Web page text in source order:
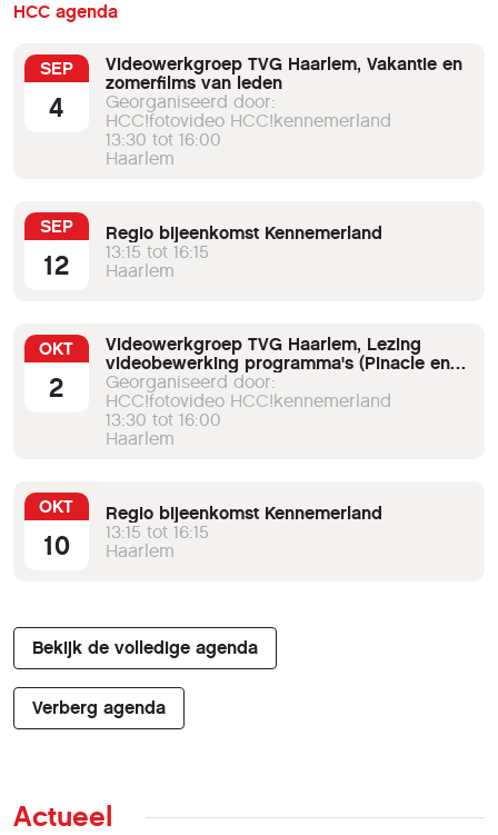
HCC agenda
SEP
4
Videowerkgroep TVG Haarlem, Vakantie en
zomerfilms van leden
Georganiseerd door:
HCC!fotovideo HCC!kennemerland
13:30 tot 16:00
Haarlem
SEP
12
Regio bijeenkomst Kennemerland
13:15 tot 16:15
Haarlem
OKT
2
Videowerkgroep TVG Haarlem, Lezing
videobewerking programma's (Pinacle en
Magix)
Georganiseerd door:
HCC!fotovideo HCC!kennemerland
13:30 tot 16:00
Haarlem
OKT
10
Regio bijeenkomst Kennemerland
13:15 tot 16:15
Haarlem
Bekijk de volledige agenda
Verberg agenda
Actueel